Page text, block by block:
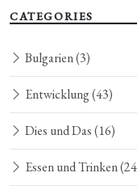
CATEGORIES
Bulgarien(3)
Entwicklung(43)
Dies und Das(16)
Essen und Trinken